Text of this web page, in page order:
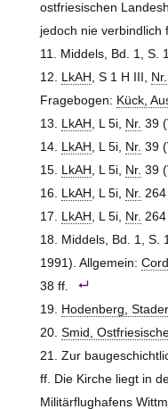
ostfriesischen
jedoch nie verbindlich
Middels, Bd. 1, S.
LkAH , S 1 H III, Nr.
Fragebogen: Kück,
LkAH , L 5i, Nr. 39
LkAH , L 5i, Nr. 39
LkAH , L 5i, Nr. 39
LkAH , L 5i, Nr.
LkAH , L 5i, Nr.
Middels, Bd. 1, S.
1991). Allgemein:
38 ff.
Hodenberg,
Smid,
Zur
ff. Die Kirche liegt in
Militärflughafens